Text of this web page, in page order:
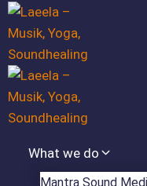
What we do
Mantra Sound